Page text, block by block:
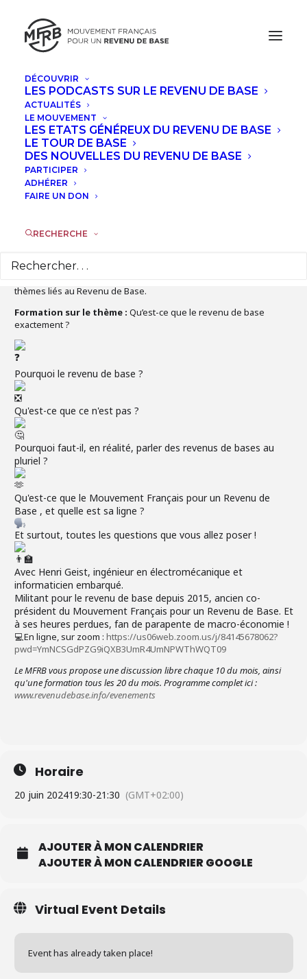
DÉCOUVRIR
LES PODCASTS SUR LE REVENU DE BASE
ACTUALITÉS
LE MOUVEMENT
LES ETATS GÉNÉREUX DU REVENU DE BASE
LE TOUR DE BASE
DES NOUVELLES DU REVENU DE BASE
PARTICIPER
ADHÉRER
FAIRE UN DON
RECHERCHE
JUIN, 2024
FORMATION : “LES BASES DU REVENU
DE BASE ET DU MFRB"
thèmes liés au Revenu de Base.
Formation sur le thème : Qu’est-ce que le revenu de base
exactement ?
Pourquoi le revenu de base ?
Qu'est-ce que ce n'est pas ?
Pourquoi faut-il, en réalité, parler des revenus de bases au
pluriel ?
Qu'est-ce que le Mouvement Français pour un Revenu de
Base , et quelle est sa ligne ?
Et surtout, toutes les questions que vous allez poser !
Avec Henri Geist, ingénieur en électromécanique et
informaticien embarqué.
Militant pour le revenu de base depuis 2015, ancien co-
président du Mouvement Français pour un Revenu de Base. Et
à ses heures perdues, fan de parapente de macro-économie !
💻 En ligne, sur zoom : https://us06web.zoom.us/j/84145678062?
pwd=YmNCSGdPZG9iQXB3UmR4UmNPWThWQT09
Le MFRB vous propose une discussion libre chaque 10 du mois, ainsi
qu'une formation tous les 20 du mois. Programme complet ici :
www.revenudebase.info/evenements
Horaire
20 juin 202419:30-21:30 (GMT+02:00)
AJOUTER À MON CALENDRIER
AJOUTER À MON CALENDRIER GOOGLE
Virtual Event Details
Event has already taken place!